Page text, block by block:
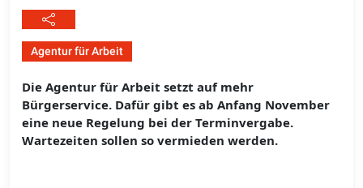
Agentur für Arbeit
Die Agentur für Arbeit setzt auf mehr
Bürgerservice. Dafür gibt es ab Anfang November
eine neue Regelung bei der Terminvergabe.
Wartezeiten sollen so vermieden werden.